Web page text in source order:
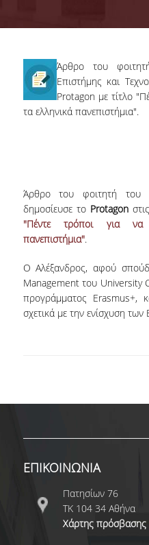
TESTIMONIALS
ΚΡΙΤΗΡΙΑ ΚΑΙ
NEWSLETTERS
TESTIMONIALS
ΒΡΑΒΕΙΑ
ΔΙΔΑΣΚΑΛΙΑ
ΜΕΛΗ ΔΕΠ
ΜΕΛΗ Ε.ΔΙ.Π.
ΜΕΛΗ Ε.Τ.Ε.Π.
Άρθρο του
Επιστήμης και
Protagon με τίτλο
τα ελληνικά πανεπιστήμια".
Άρθρο του φοιτητή του
δημοσίευσε το Protagon
"Πέντε τρόποι για να
πανεπιστήμια".
Ο Αλέξανδρος, αφού
Management του University
προγράμματος Erasmus+,
σχετικά με την ενίσχυση
ΕΠΙΚΟΙΝΩΝΙΑ
Πατησίων 76
ΤΚ 104 34 Αθήνα
Χάρτης πρόσβασης